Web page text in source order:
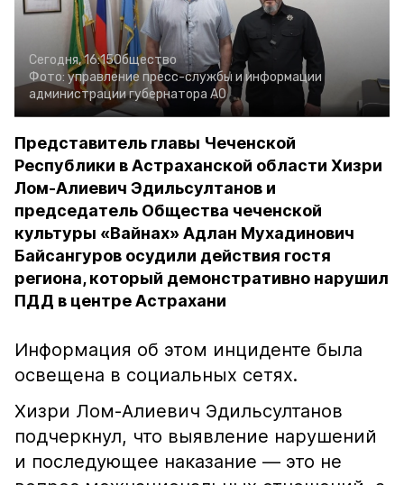
Сегодня, 16:15Общество
Фото: управление пресс-службы и информации
администрации губернатора АО
Представитель главы Чеченской
Республики в Астраханской области Хизри
Лом-Алиевич Эдильсултанов и
председатель Общества чеченской
культуры «Вайнах» Адлан Мухадинович
Байсангуров осудили действия гостя
региона, который демонстративно нарушил
ПДД в центре Астрахани
Информация об этом инциденте была
освещена в социальных сетях.
Хизри Лом-Алиевич Эдильсултанов
подчеркнул, что выявление нарушений
и последующее наказание — это не